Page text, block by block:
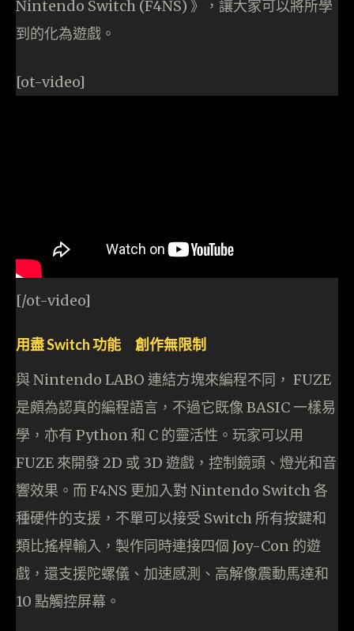
Nintendo Switch (F4NS) 》，讓大家可以將所學
到的化為遊戲。
[ot-video]
[/ot-video]
用盡 Switch 功能 創作無限制
與 Nintendo LABO 連結方塊來編程不同， FUZE
是頗為認真的編程語言，不過它既像 BASIC 一樣易
學，亦有 Python 和 C 的靈活性。玩家可以用
FUZE 來開發 2D 或 3D 遊戲，控制鏡頭、燈光和音
響效果。而 F4NS 更加入對 Nintendo Switch 各
種硬件的支援，不單可以接受 Switch 所有按鍵和
類比搖桿輸入，製作同時連接四個 Joy-Con 的遊
戲，還支援陀螺儀、加速感測、高解像震動馬達和
10 點觸控屏幕。